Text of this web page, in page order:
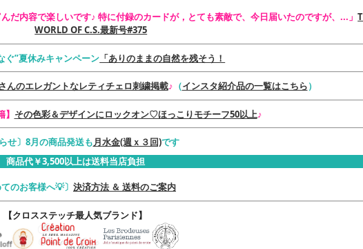
だ内容で楽しいです♪ 特に付録のカードが，とても素敵で、今日届いたのですが、...」
WORLD OF C.S.最新号#375
ぐ”夏休みキャンペーン 「ありのままの自然を残そう！
んのエレガントなレティチェロ刺繍掲載♪ （インスタ紹介品の一覧はこちら）
その色彩＆デザインにロックオン♡ほっこりモチーフ50以上♪
らせ〕8月の商品発送も月水金(週ｘ３回)です
商品代￥3,500以上は送料当店負担
てのお客様へ💡〕 決済方法 ＆ 送料のご案内
【クロスステッチ最人気ブランド】